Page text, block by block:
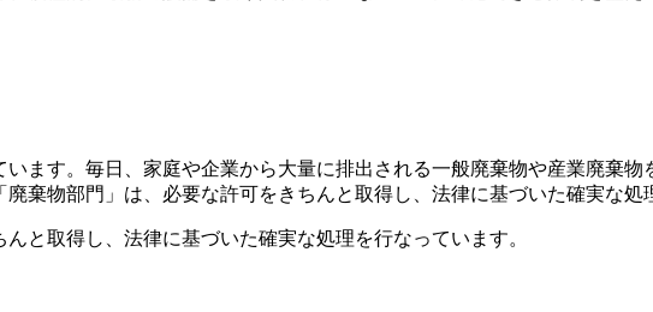
ます。毎日、家庭や企業から大量に排出される一般廃棄物や産業廃棄物
棄物部門」は、必要な許可をきちんと取得し、法律に基づいた確実な処
と取得し、法律に基づいた確実な処理を行なっています。